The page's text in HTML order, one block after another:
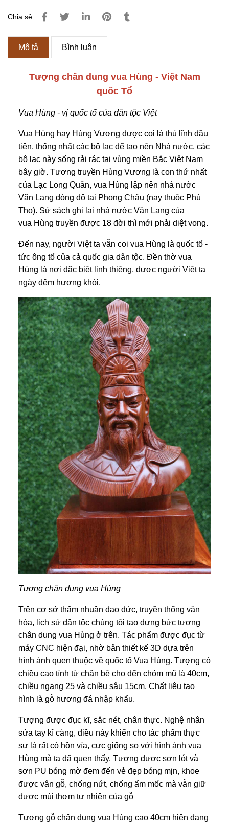
Chia sẻ:
Mô tả Bình luận
Tượng chân dung vua Hùng - Việt Nam
quốc Tổ
Vua Hùng - vị quốc tổ của dân tộc Việt
Vua Hùng hay Hùng Vương được coi là thủ lĩnh đầu
tiên, thống nhất các bộ lạc để tạo nên Nhà nước, các
bộ lạc này sống rải rác tại vùng miền Bắc Việt Nam
bây giờ. Tương truyền Hùng Vương là con thứ nhất
của Lạc Long Quân, vua Hùng lập nên nhà nước
Văn Lang đóng đô tại Phong Châu (nay thuộc Phú
Thọ). Sử sách ghi lại nhà nước Văn Lang của
vua Hùng truyền được 18 đời thì mới phải diệt vong.
Đến nay, người Việt ta vẫn coi vua Hùng là quốc tổ -
tức ông tổ của cả quốc gia dân tộc. Đền thờ vua
Hùng là nơi đặc biệt linh thiêng, được người Việt ta
ngày đêm hương khói.
Tượng chân dung vua Hùng
Trên cơ sở thấm nhuần đạo đức, truyền thống văn
hóa, lịch sử dân tộc chúng tôi tạo dựng bức tượng
chân dung vua Hùng ở trên. Tác phẩm được đục từ
máy CNC hiện đại, nhờ bản thiết kế 3D dựa trên
hình ảnh quen thuộc về quốc tổ Vua Hùng. Tượng có
chiều cao tính từ chân bệ cho đến chỏm mũ là 40cm,
chiều ngang 25 và chiều sâu 15cm. Chất liệu tạo
hình là gỗ hương đá nhập khẩu.
Tượng được đục kĩ, sắc nét, chân thực. Nghệ nhân
sửa tay kĩ càng, điều này khiến cho tác phẩm thực
sự là rất có hồn vía, cực giống so với hình ảnh vua
Hùng mà ta đã quen thấy. Tượng được sơn lót và
sơn PU bóng mờ đem đến vẻ đẹp bóng mịn, khoe
được vân gỗ, chống nứt, chống ẩm mốc mà vẫn giữ
được mùi thơm tự nhiên của gỗ
Tượng gỗ chân dung vua Hùng cao 40cm hiện đang